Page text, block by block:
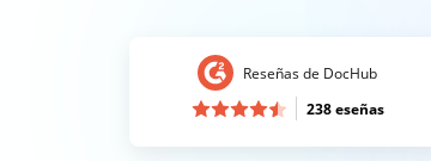
Reseñas de DocHub
238 eseñas